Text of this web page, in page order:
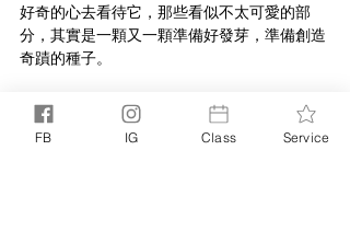
好奇的心去看待它，那些看似不太可愛的部
分，其實是一顆又一顆準備好發芽，準備創造
奇蹟的種子。
衷心祝願你新一年，能好好陪伴自己，照顧自
己，從小事開始，好好發揮自己的力量。願你
FB IG Class Service